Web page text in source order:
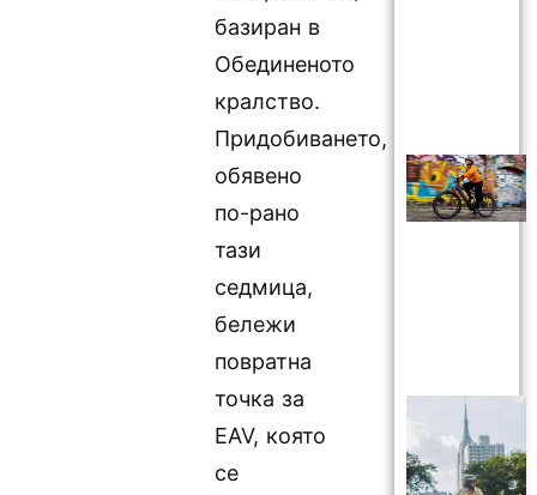
базиран в
Обединеното
кралство.
Придобиването,
обявено
по-рано
тази
седмица,
бележи
повратна
точка за
EAV, която
се